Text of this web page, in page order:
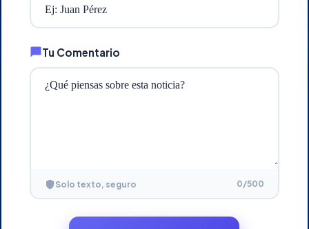
Tu Comentario
Solo texto, seguro 0/500